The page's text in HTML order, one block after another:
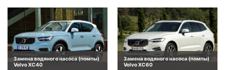
Замена водяного насоса (помпы)
Volvo XC40
Замена водяного насоса (помпы)
Volvo XC60